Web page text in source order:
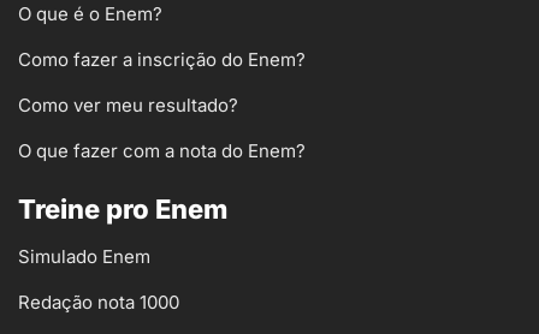
O que é o Enem?
Como fazer a inscrição do Enem?
Como ver meu resultado?
O que fazer com a nota do Enem?
Treine pro Enem
Simulado Enem
Redação nota 1000